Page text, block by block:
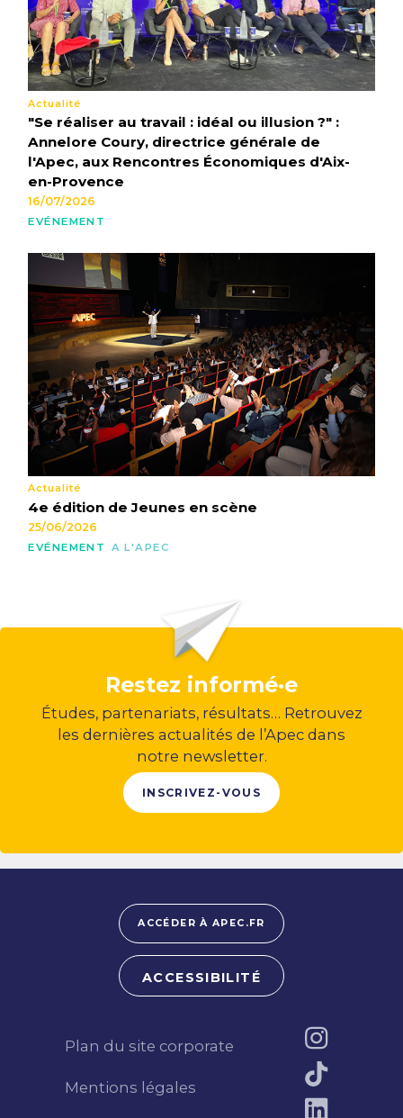
Actualité
"Se réaliser au travail : idéal ou illusion ?" :
Annelore Coury, directrice générale de
l'Apec, aux Rencontres Économiques d'Aix-
en-Provence
16/07/2026
EVÉNEMENT
Actualité
4e édition de Jeunes en scène
25/06/2026
EVÉNEMENT A L'APEC
Restez informé·e
Études, partenariats, résultats… Retrouvez
les dernières actualités de l’Apec dans
notre newsletter.
INSCRIVEZ-VOUS
Plan du site corporate
Mentions légales
ACCÉDER À APEC.FR
ACCESSIBILITÉ